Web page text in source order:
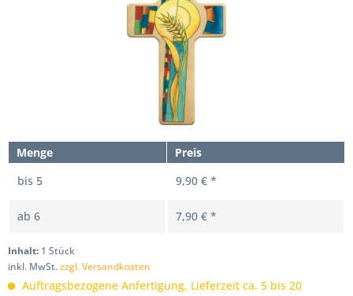
Menge
Preis
bis 5 9,90 € *
ab 6 7,90 € *
Inhalt: 1 Stück
inkl. MwSt.zzgl. Versandkosten
Auftragsbezogene Anfertigung, Lieferzeit ca. 5 bis 20